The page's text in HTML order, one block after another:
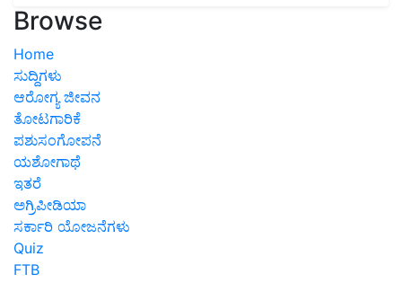
Browse
Home
ಸುದ್ದಿಗಳು
ಆರೋಗ್ಯ ಜೀವನ
ತೋಟಗಾರಿಕೆ
ಪಶುಸಂಗೋಪನೆ
ಯಶೋಗಾಥೆ
ಇತರೆ
ಅಗ್ರಿಪೀಡಿಯಾ
ಸರ್ಕಾರಿ ಯೋಜನೆಗಳು
Quiz
FTB